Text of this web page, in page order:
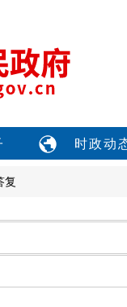
时政动
复